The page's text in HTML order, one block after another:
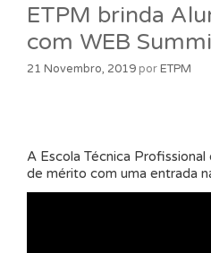
ETPM brinda
com WEB
21 Novembro, 2019 porETPM
A Escola Técnica
de mérito com uma entrada